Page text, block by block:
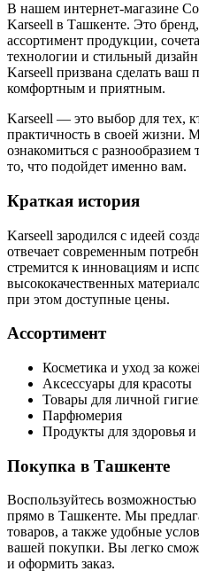
В нашем интернет-магазине
Karseell в Ташкенте. Это
ассортимент продукции,
технологии и стильный
Karseell призвана сделать ваш
комфортным и приятным.
Karseell — это выбор для тех,
практичность в своей жизни.
ознакомиться с
то, что подойдет именно вам.
Краткая история
Karseell зародился с идеей
отвечает современным
стремится к инновациям и
высококачественных
при этом доступные цены.
Ассортимент
Косметика и уход за
Аксессуары для красоты
Товары для личной
Парфюмерия
Продукты для здоровья и
Покупка в Ташкенте
Воспользуйтесь
прямо в Ташкенте. Мы
товаров, а также удобные
вашей покупки. Вы легко
и оформить заказ.